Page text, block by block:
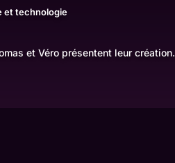
et technologie
et Véro présentent leur création.